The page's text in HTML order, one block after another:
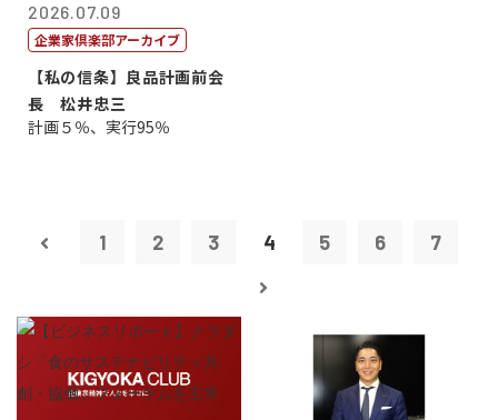
2026.07.09
企業家倶楽部アーカイブ
【私の信条】良品計画前会
長 松井忠三
計画５％、実行95％
1 2 3 4 5 6 7